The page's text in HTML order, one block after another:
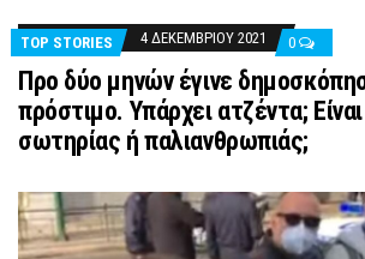
TOP STORIES
4 ΔΕΚΕΜΒΡΊΟΥ 2021 0
Προ δύο μηνών έγινε
πρόστιμο. Υπάρχει ατζέντα;
σωτηρίας ή παλιανθρωπιάς;